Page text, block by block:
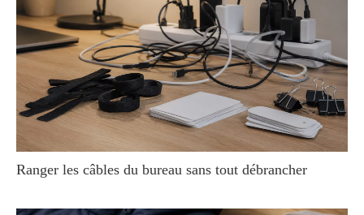
Ranger les câbles du bureau sans tout débrancher